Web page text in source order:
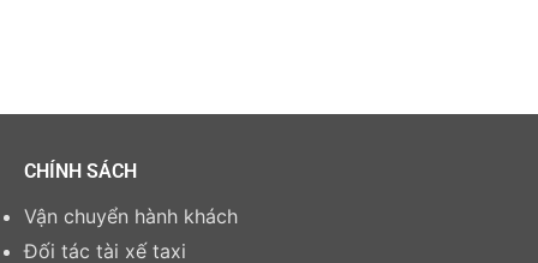
CHÍNH SÁCH
Vận chuyển hành khách
Đối tác tài xế taxi